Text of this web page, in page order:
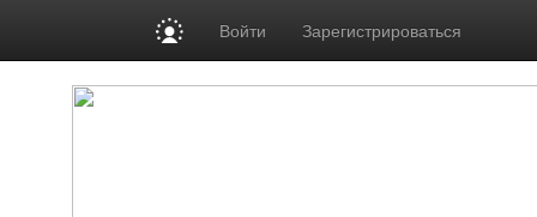
Войти Зарегистрироваться